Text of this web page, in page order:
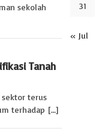
sekolah
Tanah
sektor terus
terhadap […]
31
« Jul